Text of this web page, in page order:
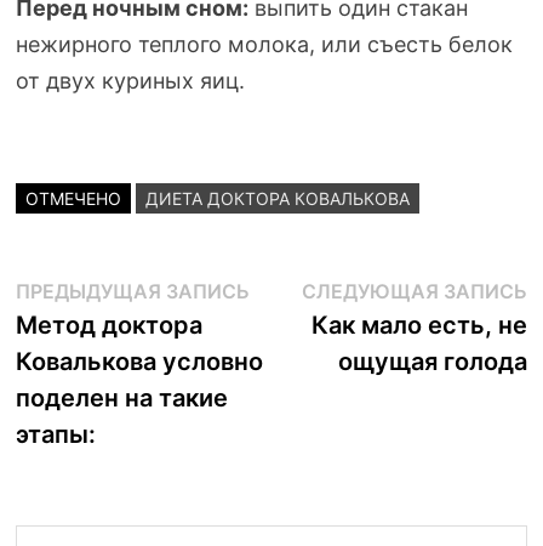
Перед ночным сном: выпить один стакан
нежирного теплого молока, или съесть белок
от двух куриных яиц.
ОТМЕЧЕНО ДИЕТА ДОКТОРА КОВАЛЬКОВА
Навигация
по
записям
ПРЕДЫДУЩАЯ ЗАПИСЬПредыдущая
запись:
Метод доктора
Ковалькова условно
поделен на такие
этапы:
СЛЕДУЮЩАЯ ЗАПИСЬ
Как мало есть, не
ощущая голода